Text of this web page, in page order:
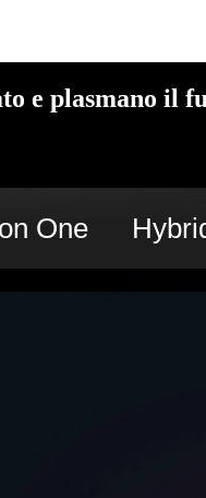
e plasmano il
One